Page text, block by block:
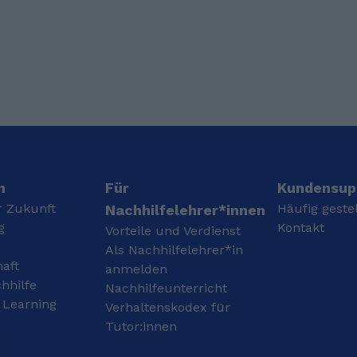
meinen Unterricht
individuell an das Niveau
und die Ziele der
Lernenden an – egal ob
Prüfungsvorbereitung,
Aufarbeitung von
Wissenslücken oder
gezieltes Training für
Zukunft
Für
Nachhilfelehrer*innen
Vorteile und Verdienst
Als Nachhilfelehrer*in
anmelden
Nachhilfeunterricht
Verhaltenskodex für
Tutor:innen
Häufig
Kontakt